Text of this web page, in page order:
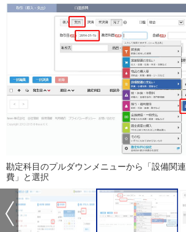
勘定科目のプルダウンメニューから「設備関
費」と選択